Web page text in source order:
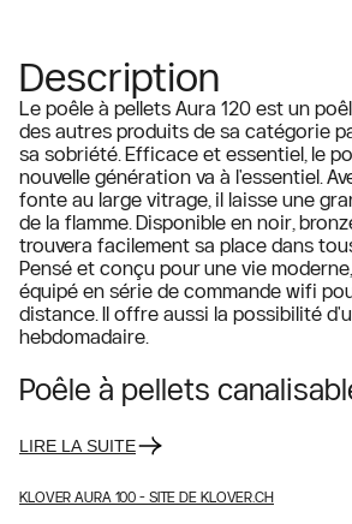
Description
Le poêle à pellets Aura 120 est un
des autres produits de sa catégorie
sa sobriété. Efficace et essentiel, le
nouvelle génération va à l'essentiel.
fonte au large vitrage, il laisse une
de la flamme. Disponible en noir,
trouvera facilement sa place dans
Pensé et conçu pour une vie
équipé en série de commande wifi
distance. Il offre aussi la possibilité
hebdomadaire.
Poêle à pellets
LIRE LA SUITE
KLOVER AURA 100 - SITE DE KLOVER.CH